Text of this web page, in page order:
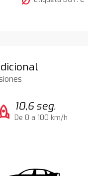
10,6 seg.
De 0 a 100 km/h